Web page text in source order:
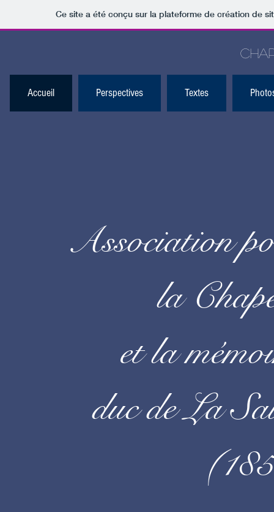
Ce site a été conçu sur la plateforme de création de
Accueil Perspectives Textes
Association
la
et la
duc de La